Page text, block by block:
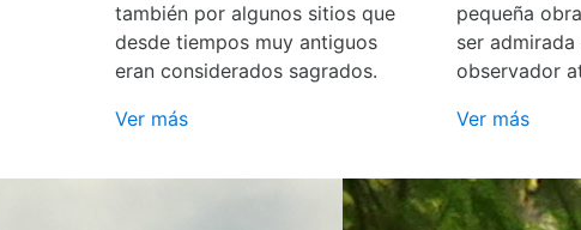
también por algunos sitios que
desde tiempos muy antiguos
eran considerados sagrados.
Ver más
pequeña
ser
observador
Ver más